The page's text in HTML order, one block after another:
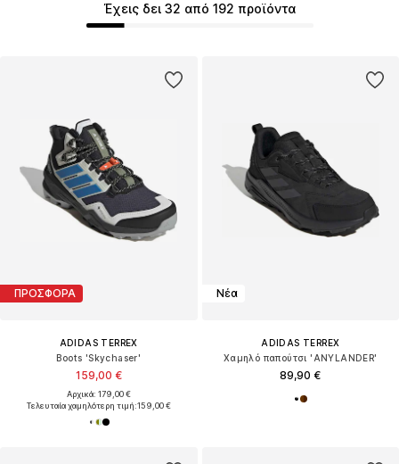
Έχεις δει 32 από 192 προϊόντα
ΠΡΟΣΦΟΡΑ
ADIDAS TERREX
Boots 'Skychaser'
159,00 €
Αρχικά: 179,00 €
Τελευταία χαμηλότερη τιμή:159,00 €
Νέα
ADIDAS TERREX
Χαμηλό παπούτσι 'ANYLANDER'
89,90 €